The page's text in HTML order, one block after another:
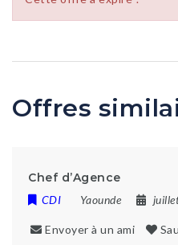
Offres
Chef d’Agence
CDI Yaounde
Envoyer à un ami